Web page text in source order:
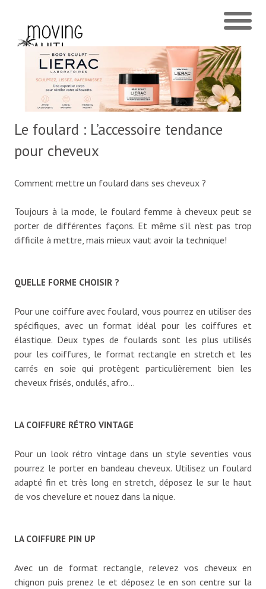
Le foulard : L’accessoire tendance
pour cheveux
Comment mettre un foulard dans ses cheveux ?
Toujours à la mode, le foulard femme à cheveux peut se
porter de différentes façons. Et même s’il n’est pas trop
difficile à mettre, mais mieux vaut avoir la technique!
QUELLE FORME CHOISIR ?
Pour une coiffure avec foulard, vous pourrez en utiliser des
spécifiques, avec un format idéal pour les coiffures et
élastique. Deux types de foulards sont les plus utilisés
pour les coiffures, le format rectangle en stretch et les
carrés en soie qui protègent particulièrement bien les
cheveux frisés, ondulés, afro…
LA COIFFURE RÉTRO VINTAGE
Pour un look rétro vintage dans un style seventies vous
pourrez le porter en bandeau cheveux. Utilisez un foulard
adapté fin et très long en stretch, déposez le sur le haut
de vos chevelure et nouez dans la nique.
LA COIFFURE PIN UP
Avec un de format rectangle, relevez vos cheveux en
chignon puis prenez le et déposez le en son centre sur la